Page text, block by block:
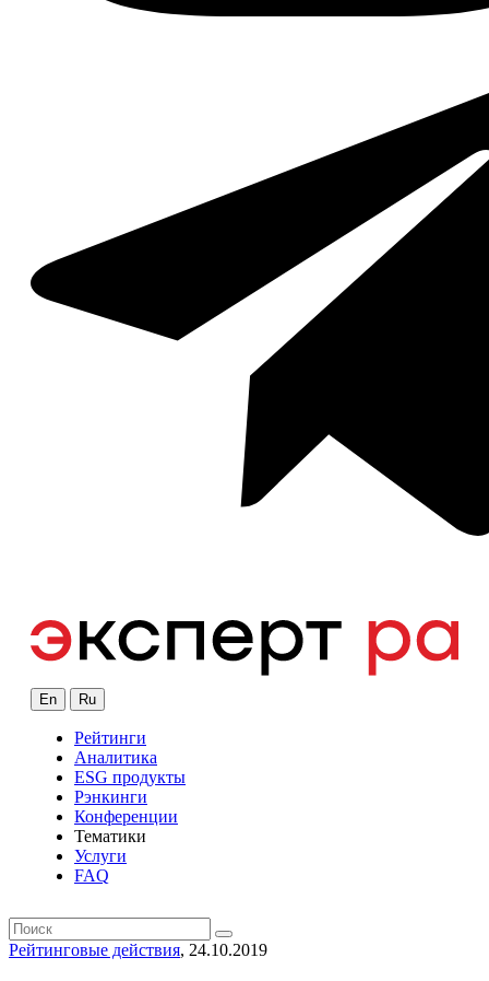
En Ru
Рейтинги
Аналитика
ESG продукты
Рэнкинги
Конференции
Тематики
Услуги
FAQ
Рейтинговые действия, 24.10.2019